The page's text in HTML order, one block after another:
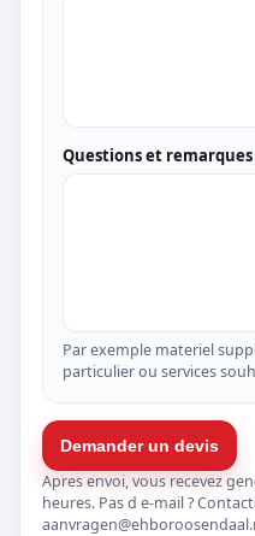
Questions et remarques
Par exemple materiel
particulier ou services
Demander un devis
Apres envoi, vous recevez
heures. Pas d e-mail ?